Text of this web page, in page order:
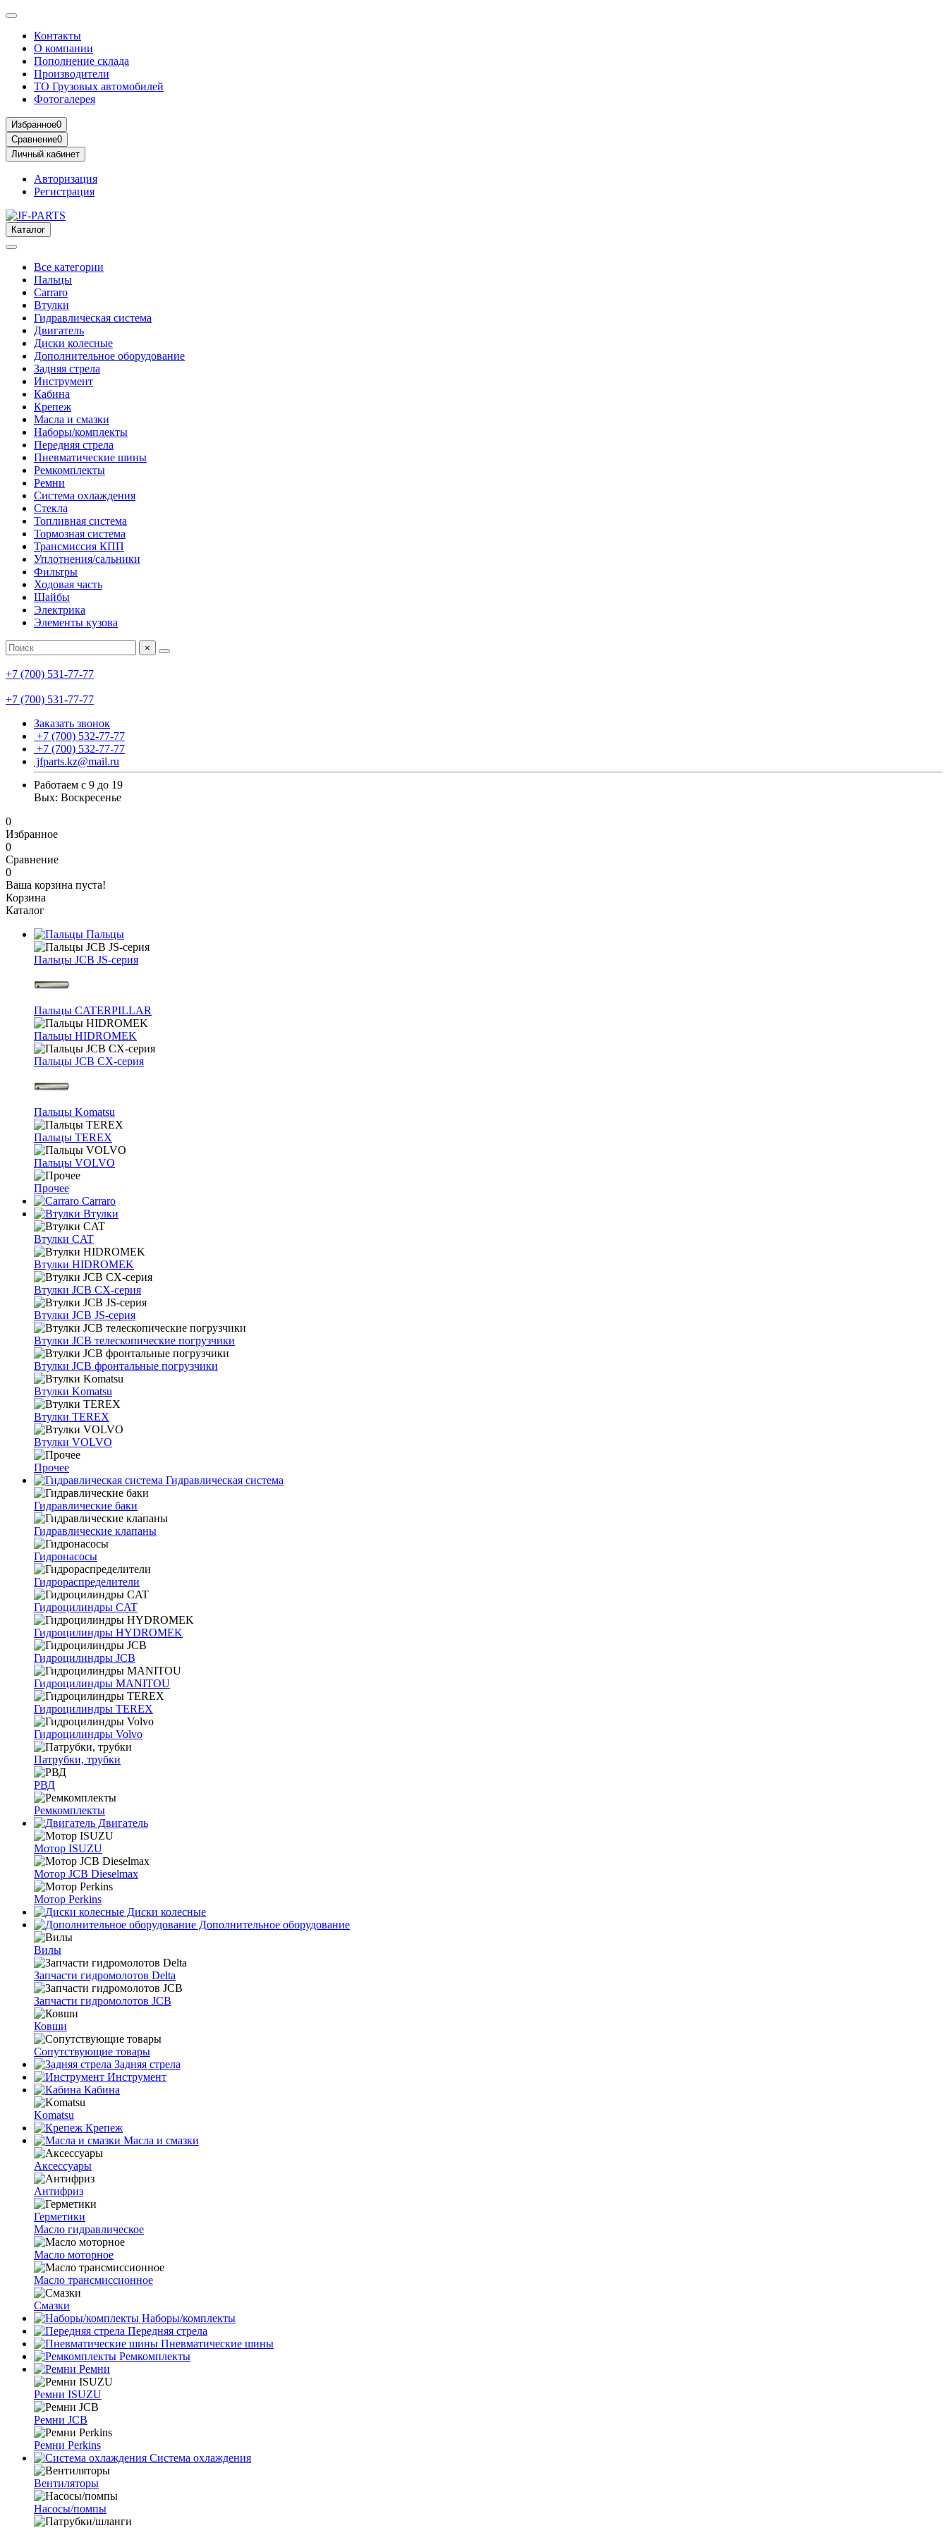
Контакты
О компании
Пополнение склада
Производители
ТО Грузовых автомобилей
Фотогалерея
Избранное0
Сравнение0
Личный кабинет
Авторизация
Регистрация
Каталог
Все категории
Пальцы
Carraro
Втулки
Гидравлическая система
Двигатель
Диски колесные
Дополнительное оборудование
Задняя стрела
Инструмент
Кабина
Крепеж
Масла и смазки
Наборы/комплекты
Передняя стрела
Пневматические шины
Ремкомплекты
Ремни
Система охлаждения
Стекла
Топливная система
Тормозная система
Трансмиссия КПП
Уплотнения/сальники
Фильтры
Ходовая часть
Шайбы
Электрика
Элементы кузова
×
+7 (700) 531-77-77
+7 (700) 531-77-77
Заказать звонок
+7 (700) 532-77-77
+7 (700) 532-77-77
jfparts.kz@mail.ru
Работаем с 9 до 19
Вых: Воскресенье
0
Избранное
0
Сравнение
0
Ваша корзина пуста!
Корзина
Каталог
Пальцы
Пальцы JCB JS-серия
Пальцы CATERPILLAR
Пальцы HIDROMEK
Пальцы JCB CX-серия
Пальцы Komatsu
Пальцы TEREX
Пальцы VOLVO
Прочее
Carraro
Втулки
Втулки CAT
Втулки HIDROMEK
Втулки JCB CX-серия
Втулки JCB JS-серия
Втулки JCB телескопические погрузчики
Втулки JCB фронтальные погрузчики
Втулки Komatsu
Втулки TEREX
Втулки VOLVO
Прочее
Гидравлическая система
Гидравлические баки
Гидравлические клапаны
Гидронасосы
Гидрораспределители
Гидроцилиндры CAT
Гидроцилиндры HYDROMEK
Гидроцилиндры JCB
Гидроцилиндры MANITOU
Гидроцилиндры TEREX
Гидроцилиндры Volvo
Патрубки, трубки
РВД
Ремкомплекты
Двигатель
Мотор ISUZU
Мотор JCB Dieselmax
Мотор Perkins
Диски колесные
Дополнительное оборудование
Вилы
Запчасти гидромолотов Delta
Запчасти гидромолотов JCB
Ковши
Сопутствующие товары
Задняя стрела
Инструмент
Кабина
Komatsu
Крепеж
Масла и смазки
Аксессуары
Антифриз
Герметики
Масло гидравлическое
Масло моторное
Масло трансмиссионное
Смазки
Наборы/комплекты
Передняя стрела
Пневматические шины
Ремкомплекты
Ремни
Ремни ISUZU
Ремни JCB
Ремни Perkins
Система охлаждения
Вентиляторы
Насосы/помпы